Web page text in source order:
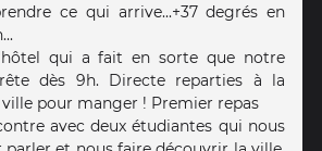
ce qui arrive...+37 degrés en
qui a fait en sorte que notre
dès 9h. Directe reparties à la
pour manger ! Premier repas
avec deux étudiantes qui nous